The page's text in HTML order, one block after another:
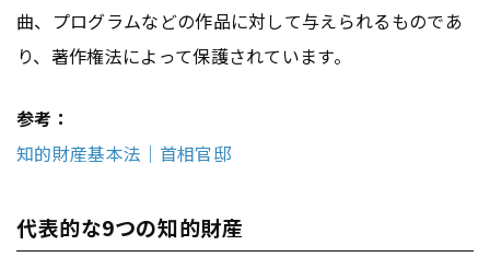
曲、プログラムなどの作品に対して与えられるものであ
り、著作権法によって保護されています。
参考：
知的財産基本法｜首相官邸
代表的な9つの知的財産